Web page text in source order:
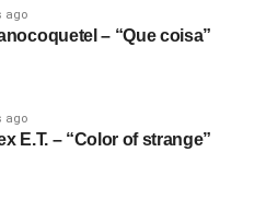
ago
– “Que coisa”
ago
E.T. – “Color of strange”